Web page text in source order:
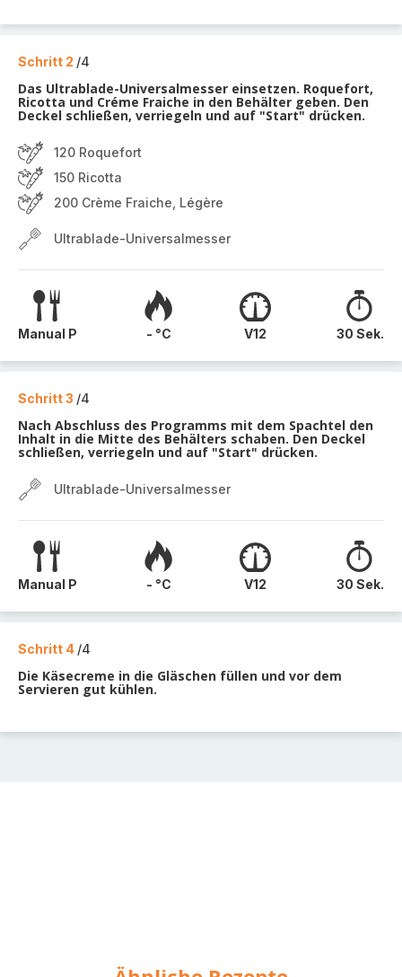
Schritt 2 /4
Das Ultrablade-Universalmesser einsetzen. Roquefort,
Ricotta und Créme Fraiche in den Behälter geben. Den
Deckel schließen, verriegeln und auf "Start" drücken.
120 Roquefort
150 Ricotta
200 Crème Fraiche, Légère
Ultrablade-Universalmesser
Manual P - °C V12 30 Sek.
Schritt 3 /4
Nach Abschluss des Programms mit dem Spachtel den
Inhalt in die Mitte des Behälters schaben. Den Deckel
schließen, verriegeln und auf "Start" drücken.
Ultrablade-Universalmesser
Manual P - °C V12 30 Sek.
Schritt 4 /4
Die Käsecreme in die Gläschen füllen und vor dem
Servieren gut kühlen.